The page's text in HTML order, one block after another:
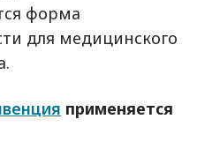
форма
для медицинского
применяется